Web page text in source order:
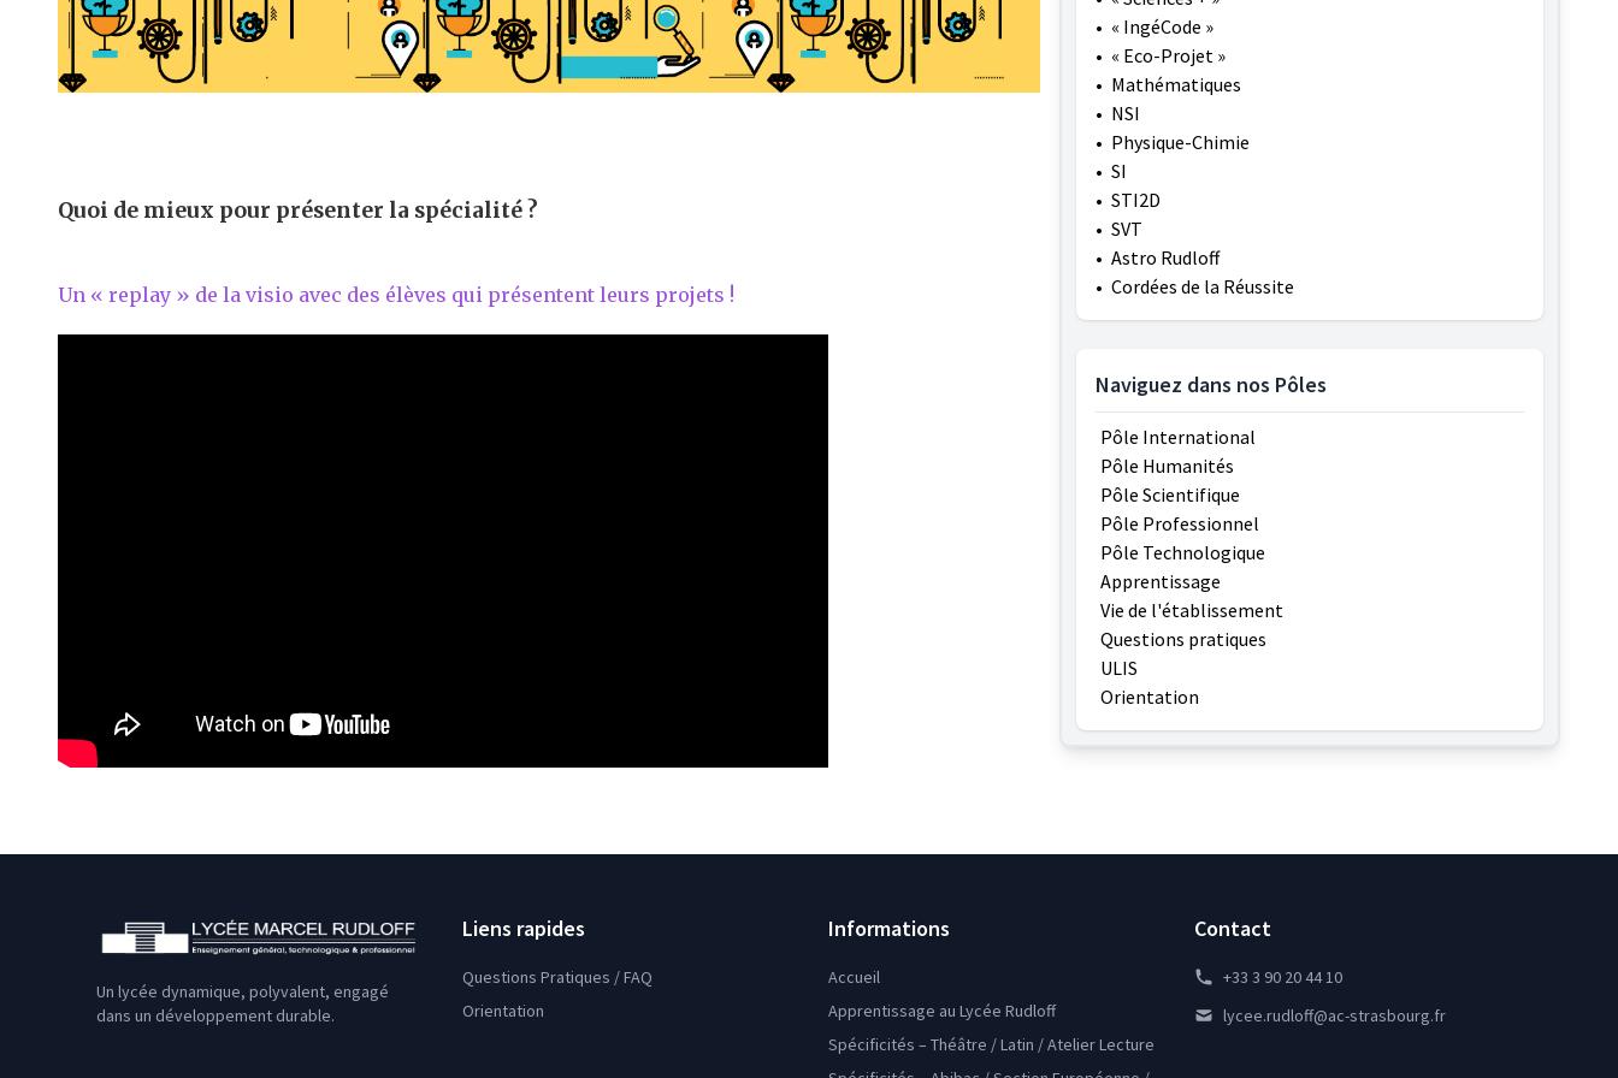
Quoi de mieux pour présenter la spécialité ?
Un « replay » de la visio avec des élèves qui présentent leurs projets !
• « IngéCode »
• « Eco-Projet »
• Mathématiques
• NSI
• Physique-Chimie
• SI
• STI2D
• SVT
• Astro Rudloff
• Cordées de la Réussite
Naviguez dans nos Pôles
Pôle International
Pôle Humanités
Pôle Scientifique
Pôle Professionnel
Pôle Technologique
Apprentissage
Vie de l'établissement
Questions pratiques
ULIS
Orientation
Un lycée dynamique, polyvalent, engagé
dans un développement durable.
Liens rapides
Questions Pratiques / FAQ
Orientation
Informations
Accueil
Apprentissage au Lycée Rudloff
Spécificités – Théâtre / Latin / Atelier Lecture
Contact
+33 3 90 20 44 10
lycee.rudloff@ac-strasbourg.fr